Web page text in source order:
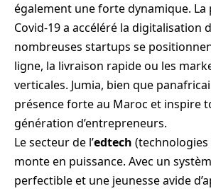
également une forte dynamique. La
Covid-19 a accéléré la digitalisation
nombreuses startups se
ligne, la livraison rapide ou les
verticales. Jumia, bien que
présence forte au Maroc et inspire
génération d’entrepreneurs.
Le secteur de l’edtech (technologies
monte en puissance. Avec un
perfectible et une jeunesse avide